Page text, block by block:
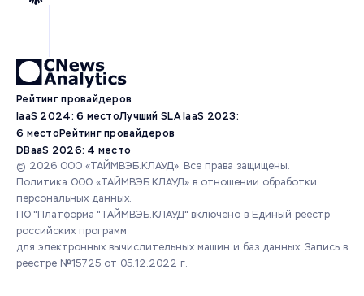
Рейтинг провайдеров
IaaS 2024: 6 местоЛучший SLA IaaS 2023:
6 местоРейтинг провайдеров
DBaaS 2026: 4 место
© 2026 ООО «ТАЙМВЭБ.КЛАУД». Все права защищены.
Политика ООО «ТАЙМВЭБ.КЛАУД» в отношении обработки
персональных данных.
ПО "Платформа "ТАЙМВЭБ.КЛАУД" включено в Единый реестр
российских программ
для электронных вычислительных машин и баз данных. Запись в
реестре №15725 от 05.12.2022 г.